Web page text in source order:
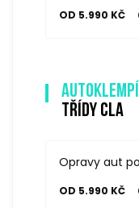
OD 5.990 KČ
třídy cla
Opravy aut
OD 5.990 KČ